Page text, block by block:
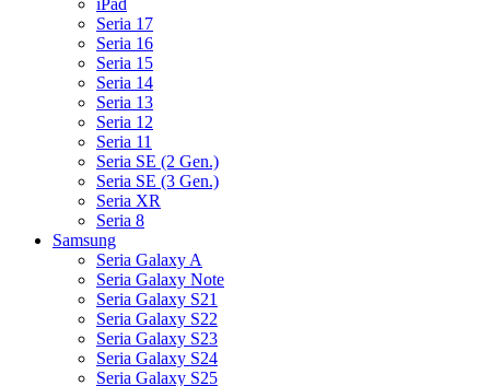
iPad
Seria 17
Seria 16
Seria 15
Seria 14
Seria 13
Seria 12
Seria 11
Seria SE (2 Gen.)
Seria SE (3 Gen.)
Seria XR
Seria 8
Samsung
Seria Galaxy A
Seria Galaxy Note
Seria Galaxy S21
Seria Galaxy S22
Seria Galaxy S23
Seria Galaxy S24
Seria Galaxy S25